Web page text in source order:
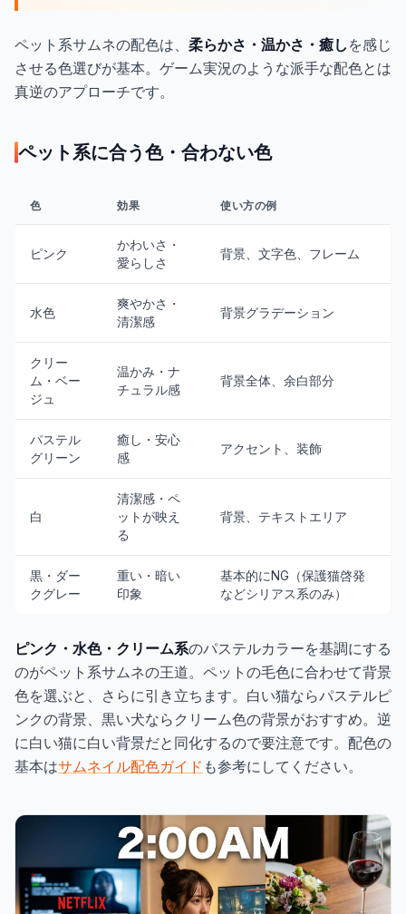
ペット系サムネの配色は、 柔らかさ・温かさ・癒し を感じ
させる色選びが基本。ゲーム実況のような派手な配色とは
真逆のアプローチです。
ペット系に合う色・合わない色
色 効果 使い方の例
ピンク
かわいさ・
愛らしさ
背景、文字色、フレーム
水色
爽やかさ・
清潔感
背景グラデーション
クリー
ム・ベー
ジュ
温かみ・ナ
チュラル感
背景全体、余白部分
パステル
グリーン
癒し・安心
感
アクセント、装飾
白
清潔感・ペ
ットが映え
る
背景、テキストエリア
黒・ダー
クグレー
重い・暗い
印象
基本的にNG（保護猫啓発
などシリアス系のみ）
ピンク・水色・クリーム系のパステルカラーを基調にする
のがペット系サムネの王道。ペットの毛色に合わせて背景
色を選ぶと、さらに引き立ちます。白い猫ならパステルピ
ンクの背景、黒い犬ならクリーム色の背景がおすすめ。逆
に白い猫に白い背景だと同化するので要注意です。配色の
基本はサムネイル配色ガイド も参考にしてください。